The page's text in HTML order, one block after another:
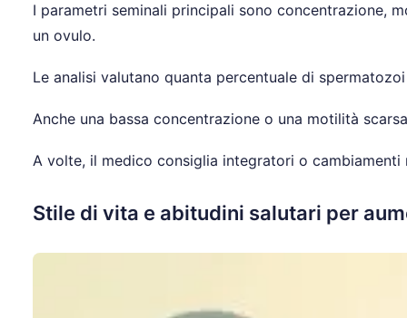
I parametri seminali principali sono concentrazione,
un ovulo.
Le analisi valutano quanta percentuale di
Anche una bassa concentrazione o una motilità
A volte, il medico consiglia integratori o
Stile di vita e abitudini salutari per